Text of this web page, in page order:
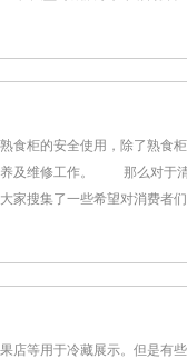
食柜的安全使用，除了熟食
养及维修工作。 那么对于
家搜集了一些希望对消费者
店等用于冷藏展示。但是有